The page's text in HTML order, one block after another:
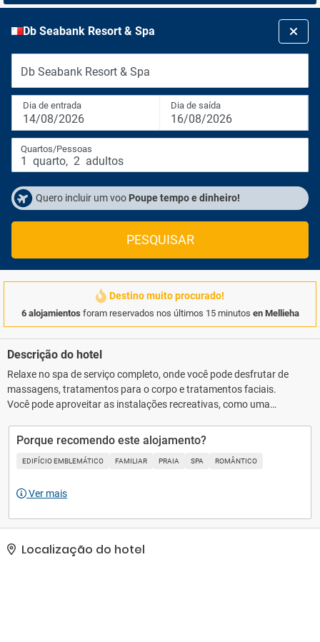
Db Seabank Resort & Spa
Db Seabank Resort & Spa
Dia de entrada
14/08/2026
Dia de saída
16/08/2026
Quartos/Pessoas
1 quarto, 2 adultos
Quero incluir um voo Poupe tempo e dinheiro!
PESQUISAR
Destino muito procurado!
6 alojamientos foram reservados nos últimos 15 minutos en Mellieha
Descrição do hotel
Relaxe no spa de serviço completo, onde você pode desfrutar de
massagens, tratamentos para o corpo e tratamentos faciais.
Você pode aproveitar as instalações recreativas, como uma
seca. Este resort oferece Wi-Fi de cortesia, serviço de babá
(sobretaxa) e sala de jogos.. A Hotelstars Union atribui uma
classificação oficial por estrelas às propriedades em Malta. Esta
página como 4,5 estrelas.. As comodidades presentes incluem
Porque recomendo este alojamento?
EDIFÍCIO EMBLEMÁTICO FAMILIAR PRAIA SPA ROMÂNTICO
Ver mais
Localização do hotel